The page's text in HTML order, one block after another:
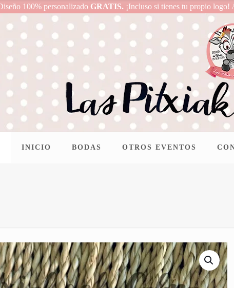
100% personalizado GRATIS. ¡Incluso si tienes tu propio
INICIO BODAS OTROS EVENTOS